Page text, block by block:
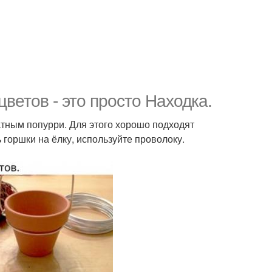
- это просто Находка.
попурри. Для этого хорошо подходят
на ёлку, используйте проволоку.